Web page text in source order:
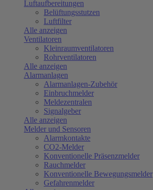
Luftaufbereitungen
Belüftungsstutzen
Luftfilter
Alle anzeigen
Ventilatoren
Kleinraumventilatoren
Rohrventilatoren
Alle anzeigen
Alarmanlagen
Alarmanlagen-Zubehör
Einbruchmelder
Meldezentralen
Signalgeber
Alle anzeigen
Melder und Sensoren
Alarmkontakte
CO2-Melder
Konventionelle Präsenzmelder
Rauchmelder
Konventionelle Bewegungsmelder
Gefahrenmelder